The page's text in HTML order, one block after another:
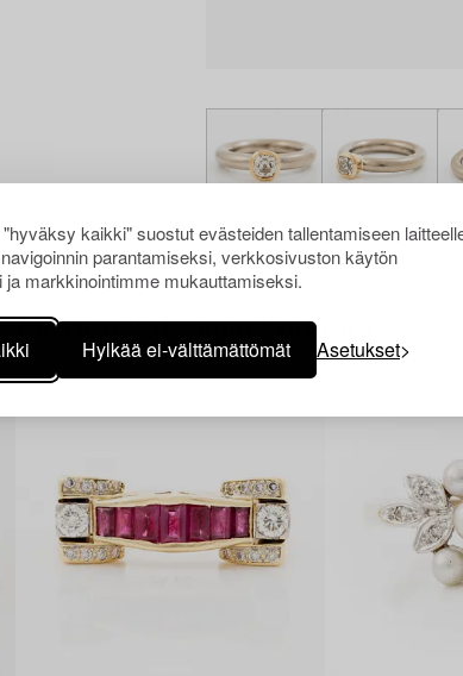
kaikki" suostut evästeiden tallentamiseen
parantamiseksi, verkkosivuston käytön
markkinointimme mukauttamiseksi.
Hylkää ei-välttämättömät Asetukset
Muiden katsomia kohteita